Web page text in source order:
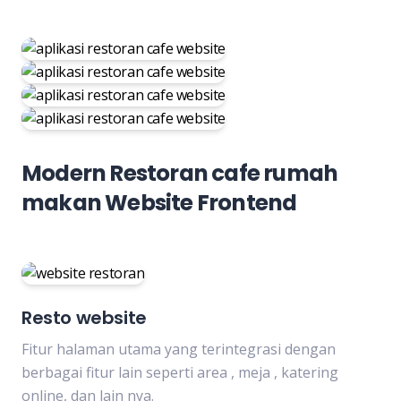
Modern Restoran cafe rumah
makan Website Frontend
Resto website
Fitur halaman utama yang terintegrasi dengan
berbagai fitur lain seperti area , meja , katering
online, dan lain nya.